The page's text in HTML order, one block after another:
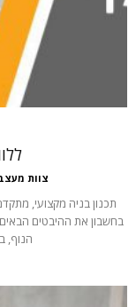
צוות
תכנון בניה מקצועי,
בחשבון את ההיבטים
הנוף,